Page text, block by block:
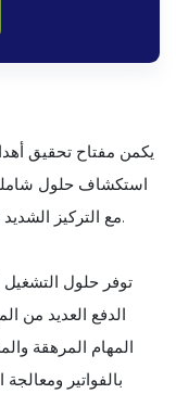
يكمن مفتاح تحقيق
استكشاف حلول شاملة
مع التركيز الشديد على التكامل السلس في معالجة المدفوعات.
توفر حلول التشغيل
الدفع العديد من
المهام المرهقة
بالفواتير